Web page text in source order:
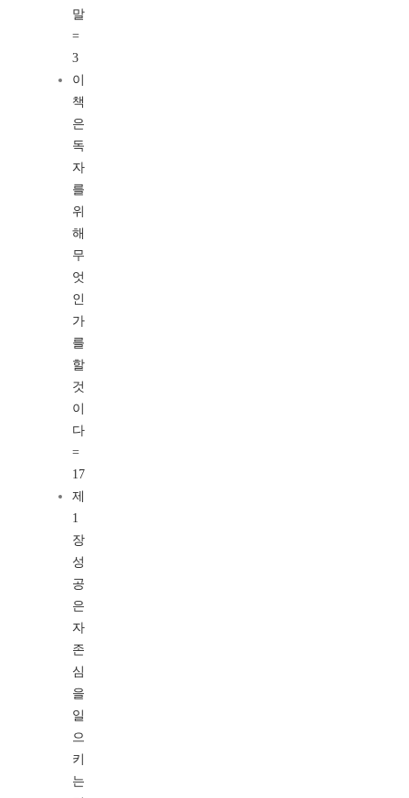
말
=
3
이
책
은
독
자
를
위
해
무
엇
인
가
를
할
것
이
다
=
17
제
1
장
성
공
은
자
존
심
을
일
으
키
는